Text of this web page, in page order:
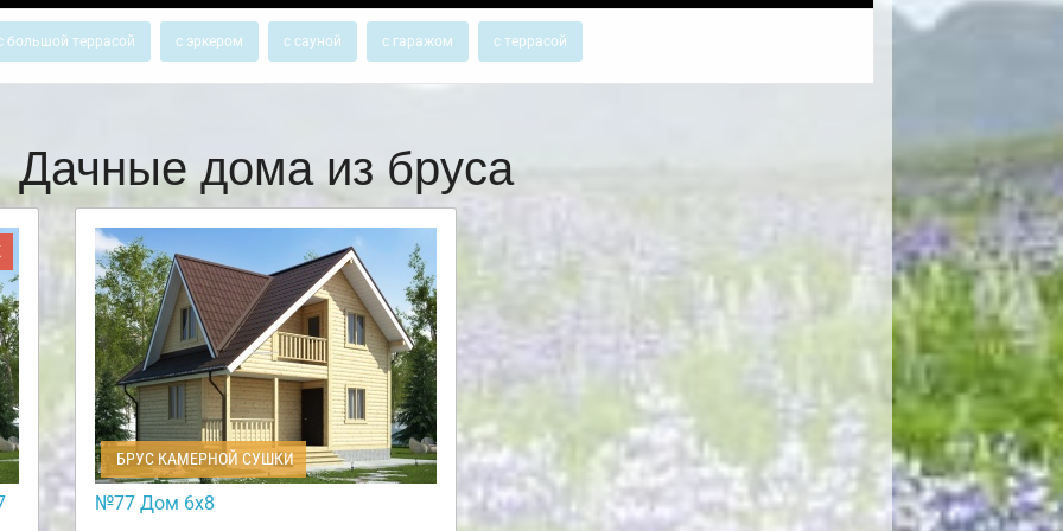
большой террасой с эркером с сауной с гаражом с террасой
Дачные дома из бруса
БРУС КАМЕРНОЙ СУШКИ
№77 Дом 6х8